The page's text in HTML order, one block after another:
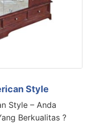
Style
Style – Anda
Berkualitas ?